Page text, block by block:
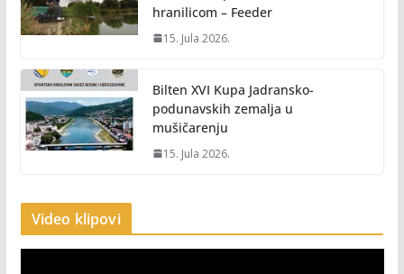
hranilicom – Feeder
15. Jula 2026.
Bilten XVI Kupa Jadransko-
podunavskih zemalja u
mušičarenju
15. Jula 2026.
Video klipovi